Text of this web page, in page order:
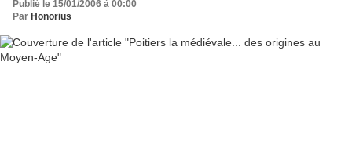
Publié le 15/01/2006 à 00:00
Par Honorius